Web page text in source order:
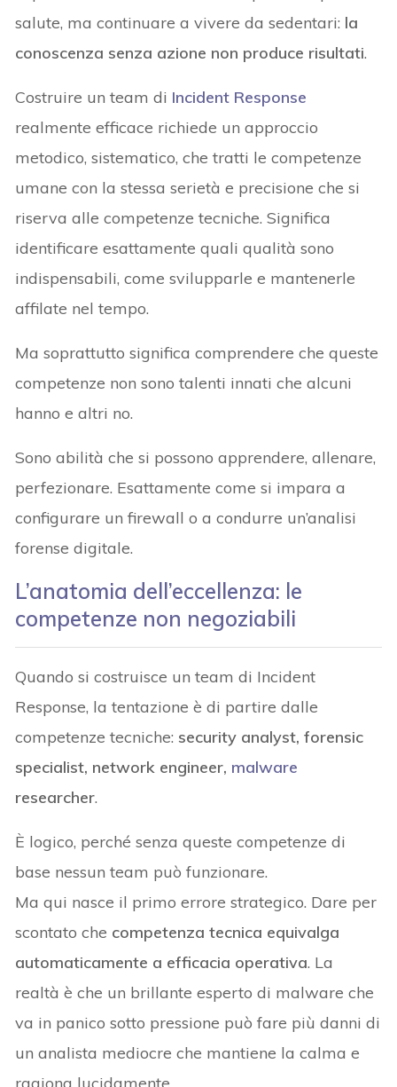
salute, ma continuare a vivere da sedentari: la
conoscenza senza azione non produce risultati.
Costruire un team di Incident Response
realmente efficace richiede un approccio
metodico, sistematico, che tratti le competenze
umane con la stessa serietà e precisione che si
riserva alle competenze tecniche. Significa
identificare esattamente quali qualità sono
indispensabili, come svilupparle e mantenerle
affilate nel tempo.
Ma soprattutto significa comprendere che queste
competenze non sono talenti innati che alcuni
hanno e altri no.
Sono abilità che si possono apprendere, allenare,
perfezionare. Esattamente come si impara a
configurare un firewall o a condurre un’analisi
forense digitale.
L’anatomia dell’eccellenza: le
competenze non negoziabili
Quando si costruisce un team di Incident
Response, la tentazione è di partire dalle
competenze tecniche: security analyst, forensic
specialist, network engineer, malware
researcher.
È logico, perché senza queste competenze di
base nessun team può funzionare.
Ma qui nasce il primo errore strategico. Dare per
scontato che competenza tecnica equivalga
automaticamente a efficacia operativa. La
realtà è che un brillante esperto di malware che
va in panico sotto pressione può fare più danni di
un analista mediocre che mantiene la calma e
ragiona lucidamente.